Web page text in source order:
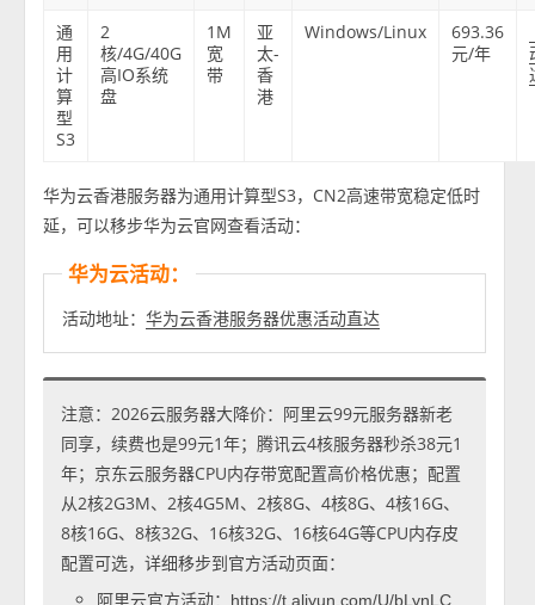
通
用
计
算
型
S3
2
核/4G/40G
高IO系统
盘
1M
宽
带
亚
太-
香
港
Windows/Linux
693.36
元/年
华为云香港服务器为通用计算型S3，CN2高速带宽稳定低时
延，可以移步华为云官网查看活动：
华为云活动：
活动地址：华为云香港服务器优惠活动直达
注意：2026云服务器大降价：阿里云99元服务器新老
同享，续费也是99元1年；腾讯云4核服务器秒杀38元1
年；京东云服务器CPU内存带宽配置高价格优惠；配置
从2核2G3M、2核4G5M、2核8G、4核8G、4核16G、
8核16G、8核32G、16核32G、16核64G等CPU内存皮
配置可选，详细移步到官方活动页面：
阿里云官方活动：
https://t.aliyun.com/U/bLynLC